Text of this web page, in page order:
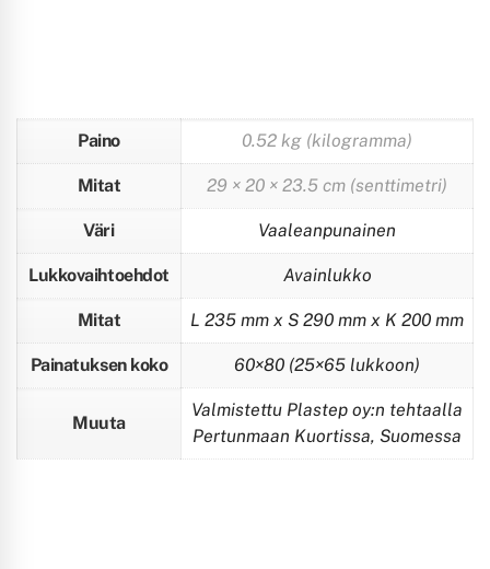
Paino 0.52 kg (kilogramma)
Mitat 29 × 20 × 23.5 cm (senttimetri)
Väri Vaaleanpunainen
Lukkovaihtoehdot Avainlukko
Mitat L 235 mm x S 290 mm x K 200 mm
Painatuksen koko 60×80 (25×65 lukkoon)
Muuta
Valmistettu Plastep oy:n tehtaalla
Pertunmaan Kuortissa, Suomessa